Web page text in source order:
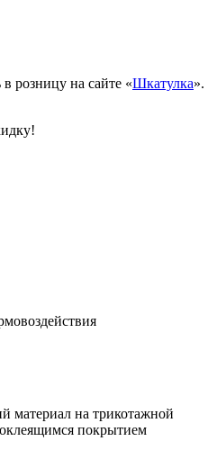
розницу на сайте «Шкатулка».
на трикотажной
покрытием